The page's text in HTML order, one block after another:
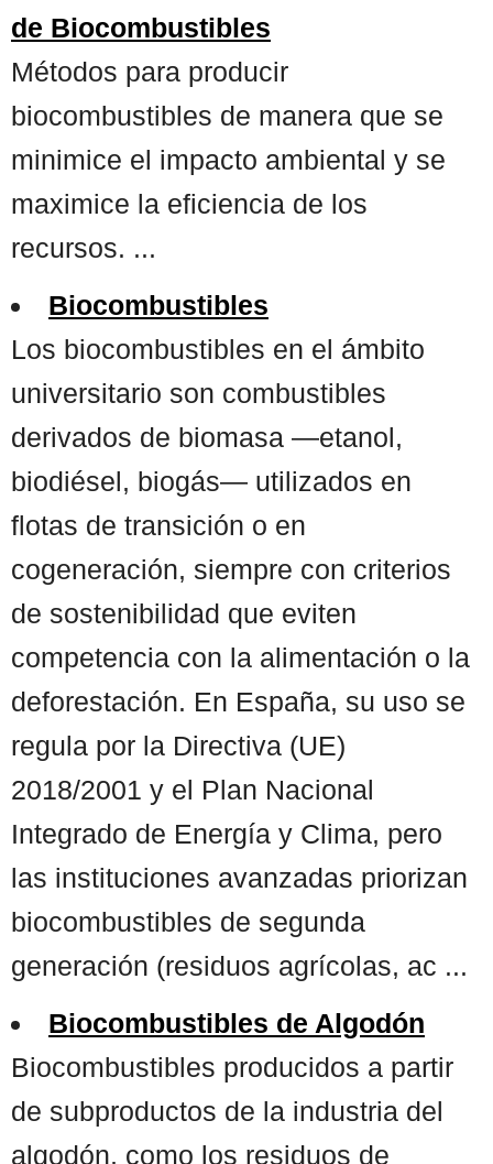
de Biocombustibles
Métodos para producir
biocombustibles de manera que se
minimice el impacto ambiental y se
maximice la eficiencia de los
recursos. ...
Biocombustibles
Los biocombustibles en el ámbito
universitario son combustibles
derivados de biomasa —etanol,
biodiésel, biogás— utilizados en
flotas de transición o en
cogeneración, siempre con criterios
de sostenibilidad que eviten
competencia con la alimentación o la
deforestación. En España, su uso se
regula por la Directiva (UE)
2018/2001 y el Plan Nacional
Integrado de Energía y Clima, pero
las instituciones avanzadas priorizan
biocombustibles de segunda
generación (residuos agrícolas, ac ...
Biocombustibles de Algodón
Biocombustibles producidos a partir
de subproductos de la industria del
algodón, como los residuos de